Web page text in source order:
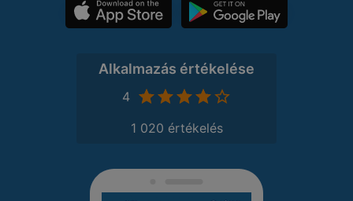
Alkalmazás értékelése
4
1 020 értékelés